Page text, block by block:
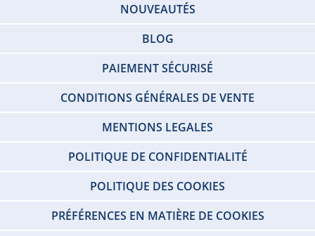
NOUVEAUTÉS
BLOG
PAIEMENT SÉCURISÉ
CONDITIONS GÉNÉRALES DE VENTE
MENTIONS LEGALES
POLITIQUE DE CONFIDENTIALITÉ
POLITIQUE DES COOKIES
PRÉFÉRENCES EN MATIÈRE DE COOKIES